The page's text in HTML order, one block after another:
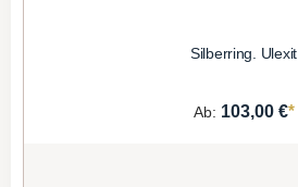
Silberring. Ulexit
Ab: 103,00 €*